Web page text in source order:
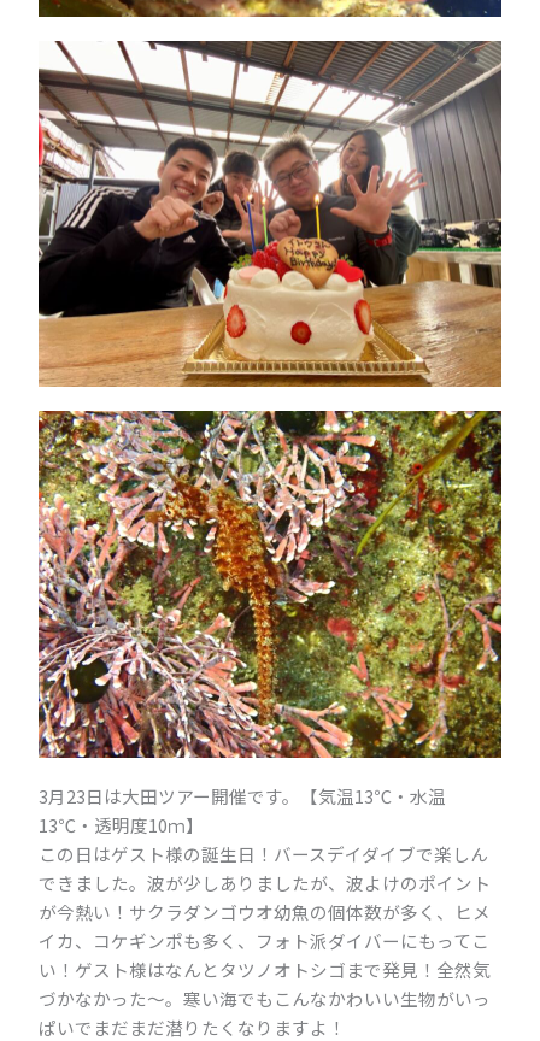
3月23日は大田ツアー開催です。【気温13℃・水温
13℃・透明度10ｍ】
この日はゲスト様の誕生日！バースデイダイブで楽しん
できました。波が少しありましたが、波よけのポイント
が今熱い！サクラダンゴウオ幼魚の個体数が多く、ヒメ
イカ、コケギンポも多く、フォト派ダイバーにもってこ
い！ゲスト様はなんとタツノオトシゴまで発見！全然気
づかなかった～。寒い海でもこんなかわいい生物がいっ
ぱいでまだまだ潜りたくなりますよ！